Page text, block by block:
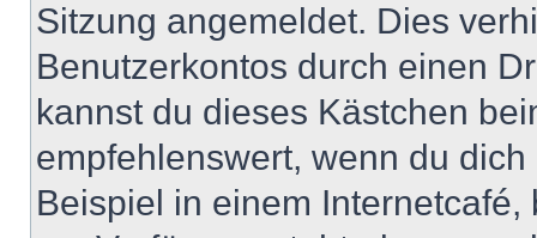
Sitzung angemeldet. Dies
Benutzerkontos durch einen
kannst du dieses Kästchen
empfehlenswert, wenn du
Beispiel in einem